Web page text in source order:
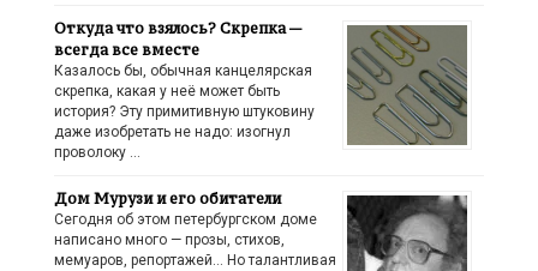
Откуда что взялось? Скрепка —
всегда все вместе
Казалось бы, обычная канцелярская
скрепка, какая у неё может быть
история? Эту примитивную штуковину
даже изобретать не надо: изогнул
проволоку …
Дом Мурузи и его обитатели
Сегодня об этом петербургском доме
написано много — прозы, стихов,
мемуаров, репортажей… Но талантливая